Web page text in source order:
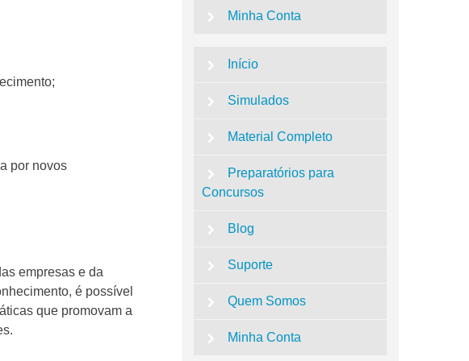
por novos
empresas e da
é possível
que promovam a
Minha Conta
Início
Simulados
Material Completo
Preparatórios para
Concursos
Blog
Suporte
Quem Somos
Minha Conta